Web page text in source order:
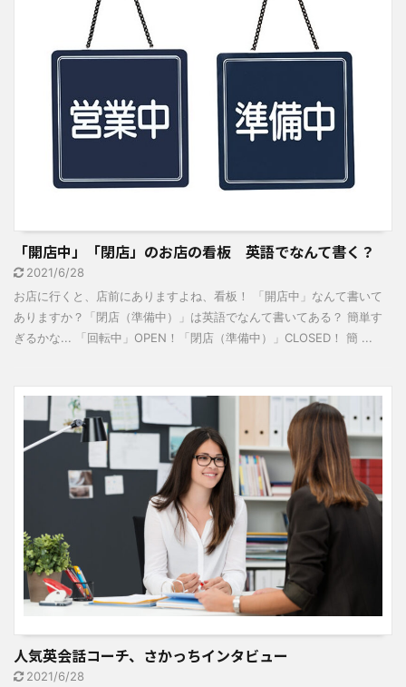
「開店中」「閉店」のお店の看板 英語でなんて書く？
2021/6/28
お店に行くと、店前にありますよね、看板！ 「開店中」なんて書いて
ありますか？「閉店（準備中）」は英語でなんて書いてある？ 簡単す
ぎるかな... 「回転中」OPEN！「閉店（準備中）」CLOSED！ 簡 ...
人気英会話コーチ、さかっちインタビュー
2021/6/28